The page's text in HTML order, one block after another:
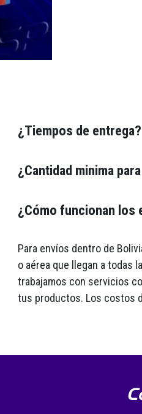
¿Tiempos de entrega?
¿Cantidad minima
¿Cómo funcionan los
Para envíos dentro de
o aérea que llegan a todas
trabajamos con servicios
tus productos. Los costos